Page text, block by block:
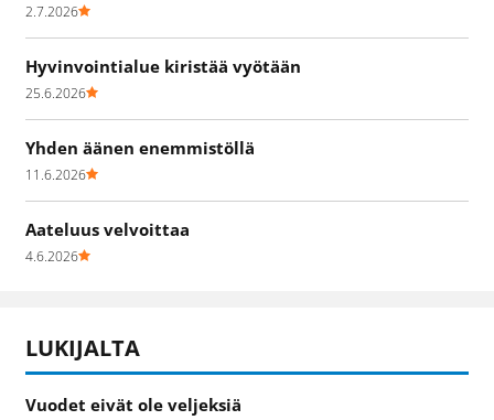
2.7.2026
Hyvinvointialue kiristää vyötään
25.6.2026
Yhden äänen enemmistöllä
11.6.2026
Aateluus velvoittaa
4.6.2026
LUKIJALTA
Vuodet eivät ole veljeksiä